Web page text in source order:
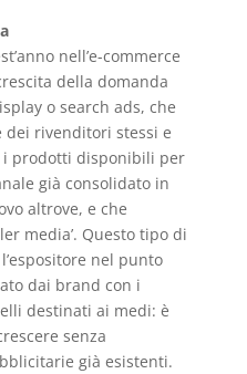
nell’e-commerce
della domanda
o search ads, che
rivenditori stessi e
prodotti disponibili per
già consolidato in
altrove, e che
media’. Questo tipo di
nel punto
dai brand con i
destinati ai medi: è
senza
già esistenti.